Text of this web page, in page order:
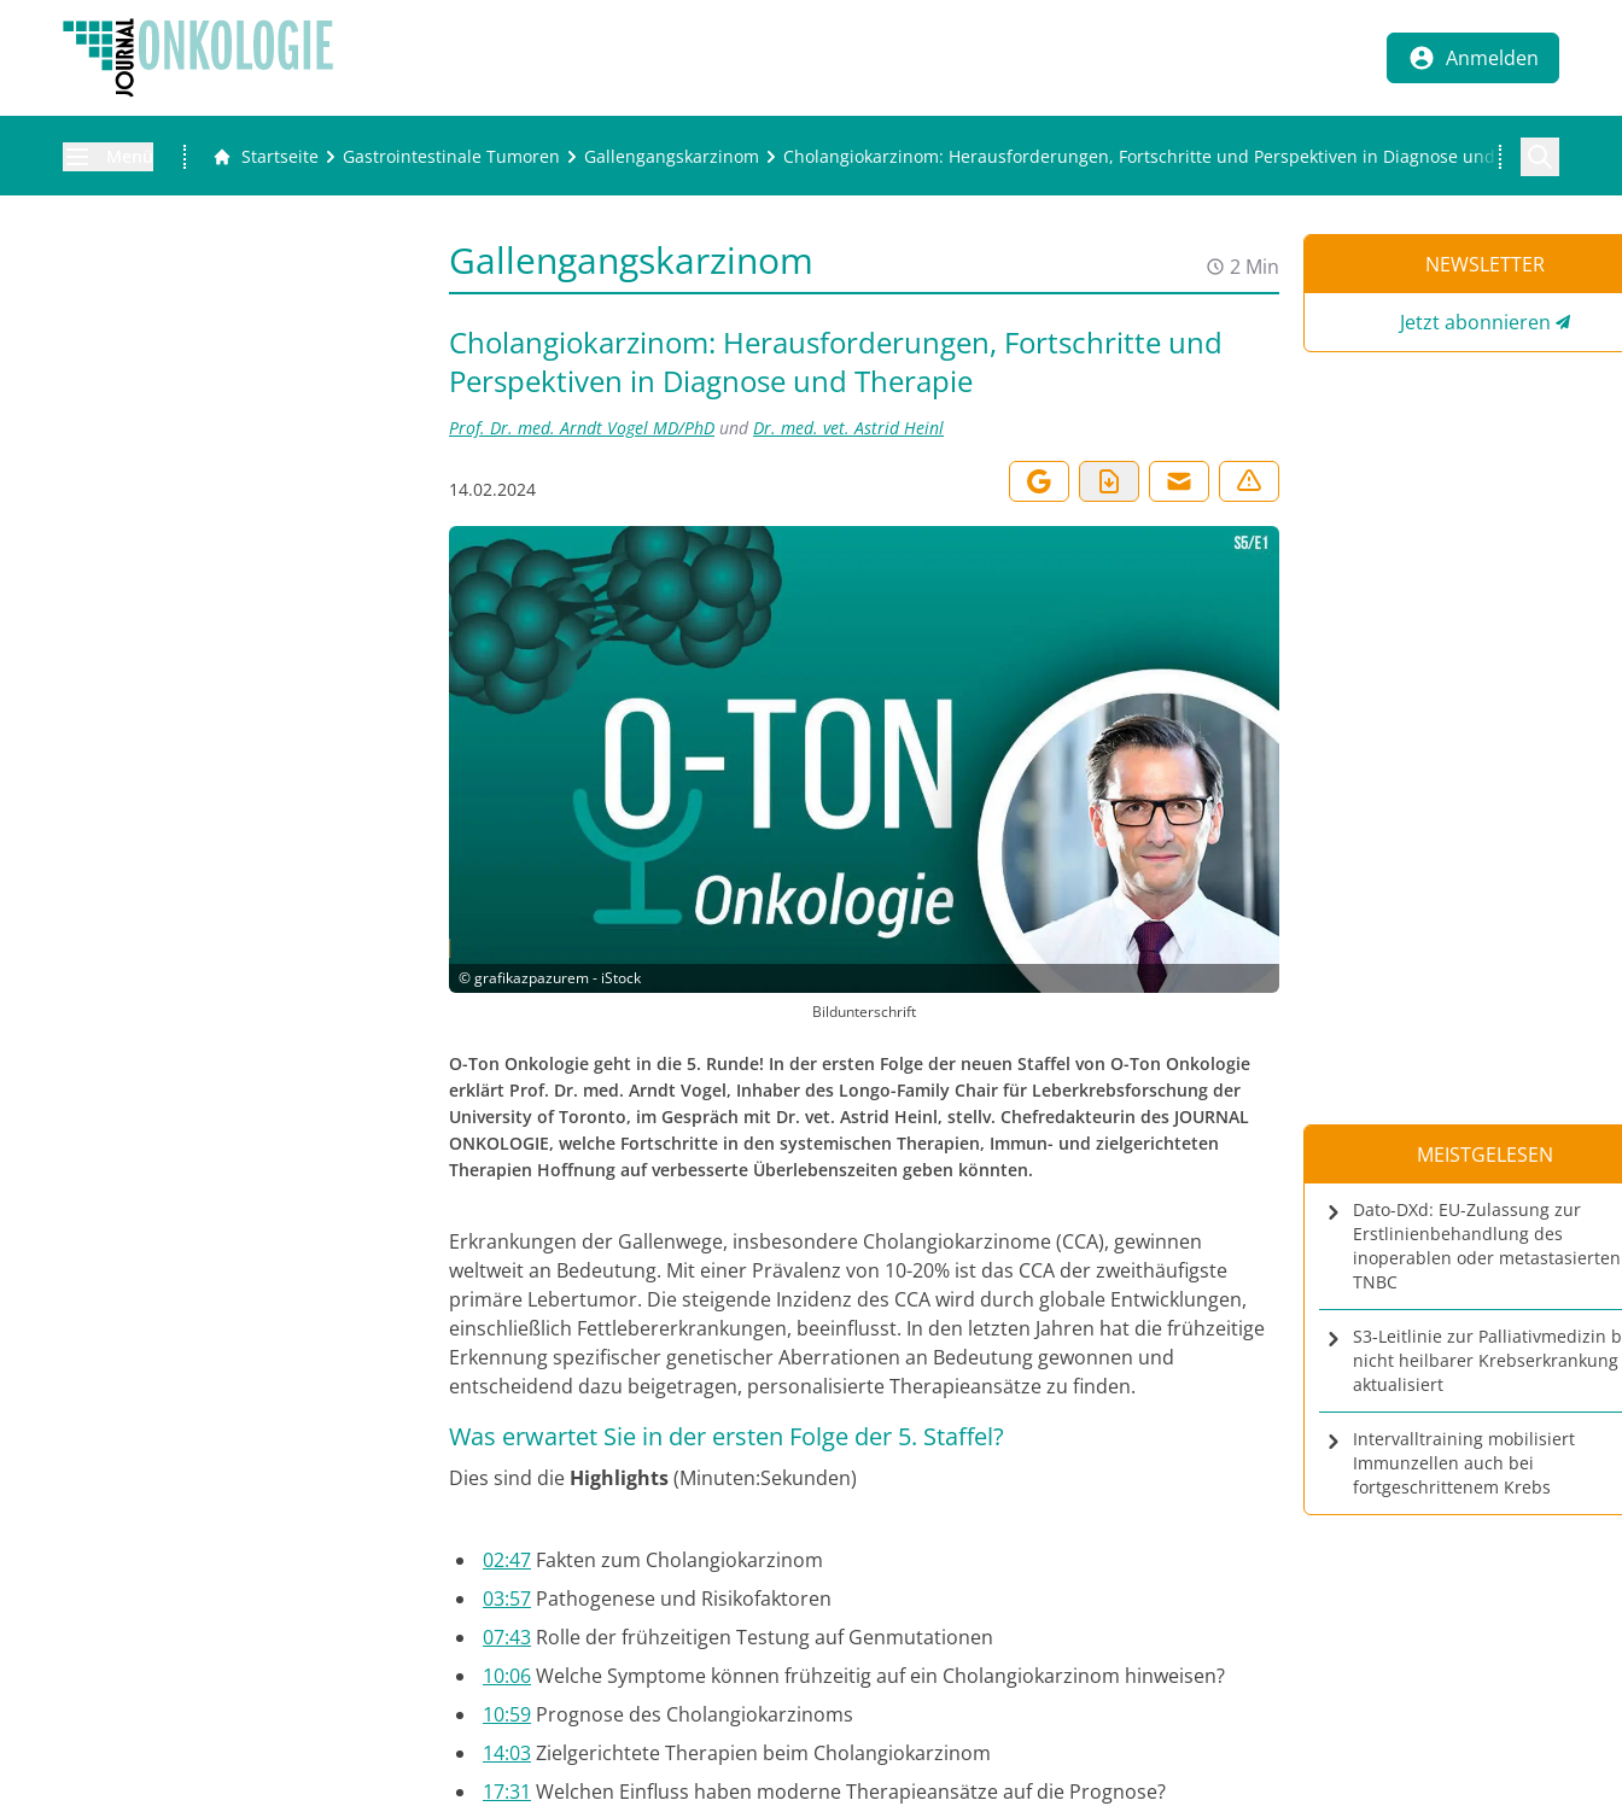
Anmelden
Startseite Gastrointestinale Tumoren Gallengangskarzinom Cholangiokarzinom: Herausforderungen, Fortschritte und Perspektiven in Diagnose und Therapie
Gallengangskarzinom 2 Min
Cholangiokarzinom: Herausforderungen, Fortschritte und
Perspektiven in Diagnose und Therapie
Prof. Dr. med. Arndt Vogel MD/PhD undDr. med. vet. Astrid Heinl
14.02.2024
©grafikazpazurem - iStock
Bildunterschrift
O-Ton Onkologie geht in die 5. Runde! In der ersten Folge der neuen Staffel von O-Ton Onkologie
erklärt Prof. Dr. med. Arndt Vogel, Inhaber des Longo-Family Chair für Leberkrebsforschung der
University of Toronto, im Gespräch mit Dr. vet. Astrid Heinl, stellv. Chefredakteurin des JOURNAL
ONKOLOGIE, welche Fortschritte in den systemischen Therapien, Immun- und zielgerichteten
Therapien Hoffnung auf verbesserte Überlebenszeiten geben könnten.
Erkrankungen der Gallenwege, insbesondere Cholangiokarzinome (CCA), gewinnen
weltweit an Bedeutung. Mit einer Prävalenz von 10-20% ist das CCA der zweithäufigste
primäre Lebertumor. Die steigende Inzidenz des CCA wird durch globale Entwicklungen,
einschließlich Fettlebererkrankungen, beeinflusst. In den letzten Jahren hat die frühzeitige
Erkennung spezifischer genetischer Aberrationen an Bedeutung gewonnen und
entscheidend dazu beigetragen, personalisierte Therapieansätze zu finden.
Was erwartet Sie in der ersten Folge der 5. Staffel?
Dies sind die Highlights(Minuten:Sekunden)
02:47 Fakten zum Cholangiokarzinom
03:57 Pathogenese und Risikofaktoren
07:43 Rolle der frühzeitigen Testung auf Genmutationen
10:06Welche Symptome können frühzeitig auf ein Cholangiokarzinom hinweisen?
10:59 Prognose des Cholangiokarzinoms
14:03Zielgerichtete Therapien beim Cholangiokarzinom
17:31 Welchen Einfluss haben moderne Therapieansätze auf die Prognose?
NEWSLETTER
Jetzt abonnieren
MEISTGELESEN
Dato-DXd: EU-Zulassung zur
Erstlinienbehandlung des
inoperablen oder metastasierten
TNBC
S3-Leitlinie zur Palliativmedizin
nicht heilbarer Krebserkrankung
aktualisiert
Intervalltraining mobilisiert
Immunzellen auch bei
fortgeschrittenem Krebs